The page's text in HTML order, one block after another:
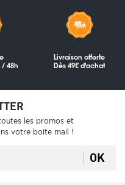
/ 48h
Livraison offerte
Dès 49€ d'achat
les promos et
votre boite mail !
OK